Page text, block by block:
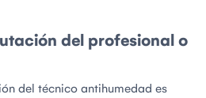
del profesional o
del técnico antihumedad es